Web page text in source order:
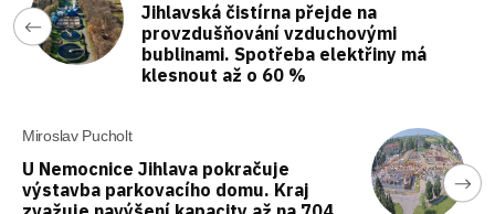
Jihlavská čistírna přejde na
provzdušňování vzduchovými
bublinami. Spotřeba elektřiny má
klesnout až o 60 %
Miroslav Pucholt
U Nemocnice Jihlava pokračuje
výstavba parkovacího domu. Kraj